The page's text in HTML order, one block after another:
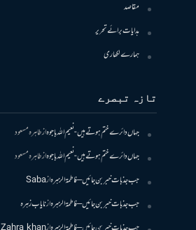
مقاصد
ہدایات برائے تحریر
ہمارے لکھاری
تازہ تبصرے
جہاں دائرے ختم ہوتے ہیں- نعیم اللہ باجوہازطاہرہ مسعود
جہاں دائرے ختم ہوتے ہیں- نعیم اللہ باجوہازطاہرہ مسعود
جب جذبات خبر بن جائیں – فاطمۃالزہرہازSaba
جب جذبات خبر بن جائیں – فاطمۃالزہرہازنایاب زہرہ